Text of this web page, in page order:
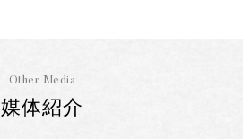
Other Media
媒体紹介